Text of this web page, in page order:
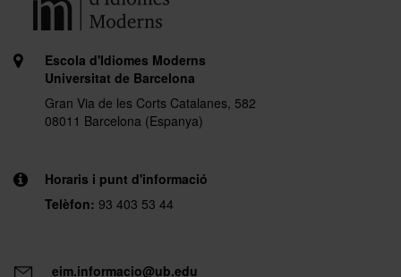
Escola d'Idiomes Moderns
Universitat de Barcelona
Gran Via de les Corts Catalanes, 582
08011 Barcelona (Espanya)
Horaris i punt d'informació
Telèfon: 93 403 53 44
eim.informacio@ub.edu